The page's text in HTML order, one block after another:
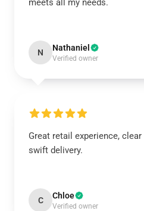
meets all my needs.
N Nathaniel
Verified owner
Great retail experience,
swift delivery.
C Chloe
Verified owner